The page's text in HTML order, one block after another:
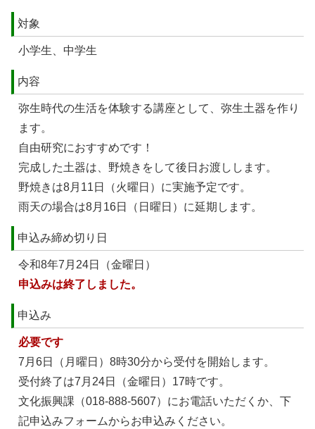
対象
小学生、中学生
内容
弥生時代の生活を体験する講座として、弥生土器を作り
ます。
自由研究におすすめです！
完成した土器は、野焼きをして後日お渡しします。
野焼きは8月11日（火曜日）に実施予定です。
雨天の場合は8月16日（日曜日）に延期します。
申込み締め切り日
令和8年7月24日（金曜日）
申込みは終了しました。
申込み
必要です
7月6日（月曜日）8時30分から受付を開始します。
受付終了は7月24日（金曜日）17時です。
文化振興課（018-888-5607）にお電話いただくか、下
記申込みフォームからお申込みください。